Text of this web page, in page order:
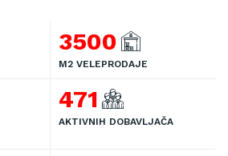
3500
M2 VELEPRODAJE
471
AKTIVNIH DOBAVLJAČA